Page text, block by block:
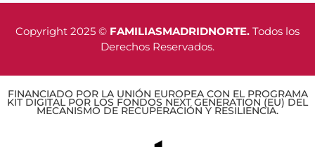
Copyright 2025 © FAMILIASMADRIDNORTE. Todos los
Derechos Reservados.
FINANCIADO POR LA UNIÓN EUROPEA CON EL PROGRAMA
KIT DIGITAL POR LOS FONDOS NEXT GENERATION (EU) DEL
MECANISMO DE RECUPERACIÓN Y RESILIENCIA.